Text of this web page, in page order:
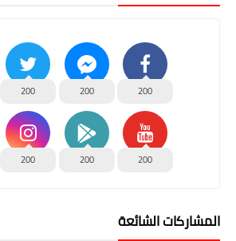
200
200
200
200
200
200
المشاركات الشائعة